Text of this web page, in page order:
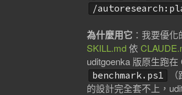
/
為什麼用它 ：我要優
SKILL.md依
uditgoenka 版原生跑
benchmark.ps1
的設計完全套不上，